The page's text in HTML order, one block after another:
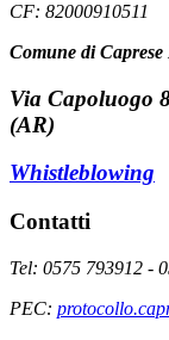
CF: 82000910511
Comune di
Via Capoluogo
(AR)
Whistleblowing
Contatti
Tel: 0575 793912 -
PEC: